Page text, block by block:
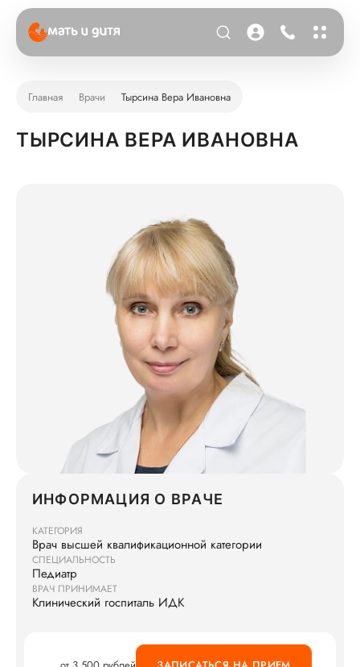
Главная Врачи Тырсина Вера Ивановна
ТЫРСИНА ВЕРА ИВАНОВНА
ИНФОРМАЦИЯ О ВРАЧЕ
КАТЕГОРИЯ
Врач высшей квалификационной категории
СПЕЦИАЛЬНОСТЬ
Педиатр
ВРАЧ ПРИНИМАЕТ
Клинический госпиталь ИДК